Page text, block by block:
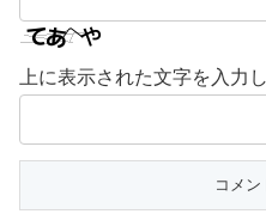
上に表示された文字を入力